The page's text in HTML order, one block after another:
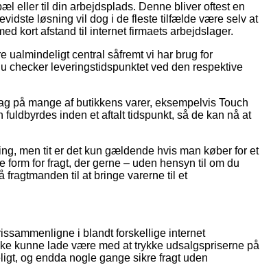
eller til din arbejdsplads. Denne bliver oftest en
løsning vil dog i de fleste tilfælde være selv at
kort afstand til internet firmaets arbejdslager.
central såfremt vi har brug for
checker leveringstidspunktet ved den respektive
på mange af butikkens varer, eksempelvis Touch
inden et aftalt tidspunkt, så de kan nå at
men tit er det kun gældende hvis man køber for et
for fragt, der gerne – uden hensyn til om du
til at bringe varerne til et
i blandt forskellige internet
kunne lade være med at trykke udsalgspriserne på
og endda nogle gange sikre fragt uden